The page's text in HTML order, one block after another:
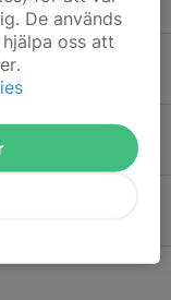
De används
oss att